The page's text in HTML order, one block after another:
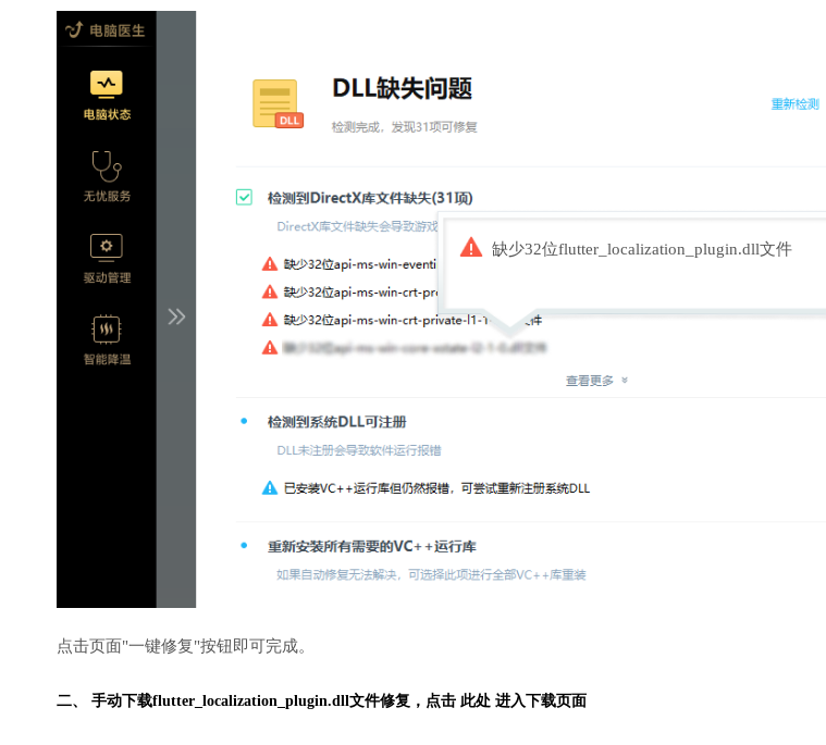
缺少32位flutter_localization_plugin.dll文件
点击页面"一键修复"按钮即可完成。
二、 手动下载flutter_localization_plugin.dll文件修复， 点击 此处 进入下载页面